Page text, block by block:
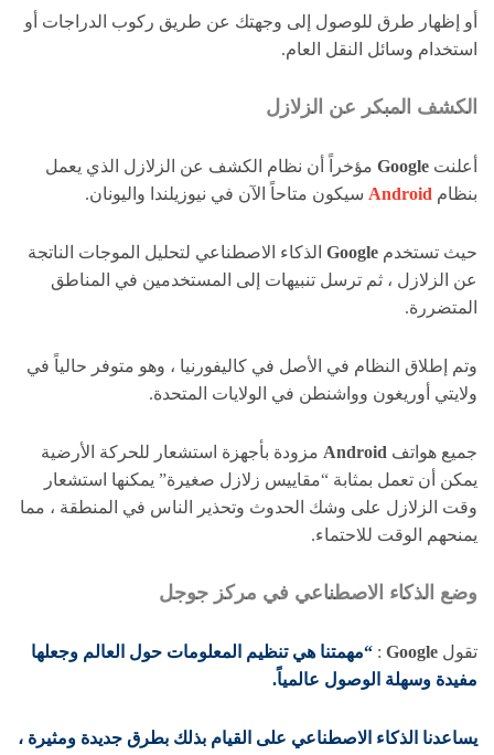
أو إظهار طرق للوصول إلى وجهتك عن طريق ركوب الدراجات أو
استخدام وسائل النقل العام.
الكشف المبكر عن الزلازل
أعلنت Google مؤخراً أن نظام الكشف عن الزلازل الذي يعمل
بنظام Android سيكون متاحاً الآن في نيوزيلندا واليونان.
حيث تستخدم Google الذكاء الاصطناعي لتحليل الموجات الناتجة
عن الزلازل ، ثم ترسل تنبيهات إلى المستخدمين في المناطق
المتضررة.
وتم إطلاق النظام في الأصل في كاليفورنيا ، وهو متوفر حالياً في
ولايتي أوريغون وواشنطن في الولايات المتحدة.
جميع هواتف Android مزودة بأجهزة استشعار للحركة الأرضية
يمكن أن تعمل بمثابة “مقاييس زلازل صغيرة” يمكنها استشعار
وقت الزلازل على وشك الحدوث وتحذير الناس في المنطقة ، مما
يمنحهم الوقت للاحتماء.
وضع الذكاء الاصطناعي في مركز جوجل
تقول Google
: “مهمتنا هي تنظيم المعلومات حول العالم وجعلها
مفيدة وسهلة الوصول عالمياً.
يساعدنا الذكاء الاصطناعي على القيام بذلك بطرق جديدة ومثيرة ،